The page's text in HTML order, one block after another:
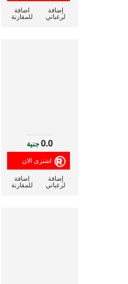
إضافة
لرغباتي
اضافة
للمقارنة
0.0جنية
إضافة
لرغباتي
اضافة
للمقارنة